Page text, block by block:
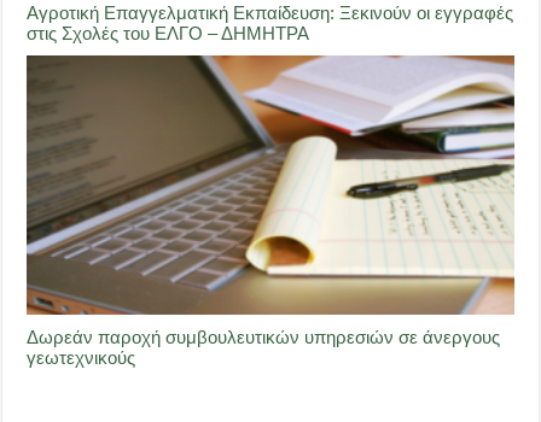
Αγροτική Επαγγελματική Εκπαίδευση: Ξεκινούν οι εγγραφές
στις Σχολές του ΕΛΓΟ – ΔΗΜΗΤΡΑ
Δωρεάν παροχή συμβουλευτικών υπηρεσιών σε άνεργους
γεωτεχνικούς